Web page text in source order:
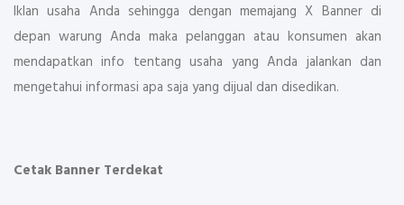
Iklan usaha Anda sehingga dengan memajang X Banner di
depan warung Anda maka pelanggan atau konsumen akan
mendapatkan info tentang usaha yang Anda jalankan dan
mengetahui informasi apa saja yang dijual dan disedikan.
Cetak Banner Terdekat